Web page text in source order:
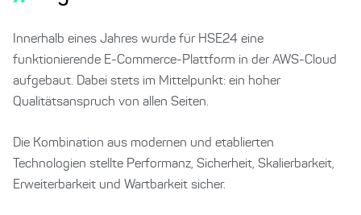
Innerhalb eines Jahres wurde für HSE24 eine
funktionierende E-Commerce-Plattform in der AWS-Cloud
aufgebaut. Dabei stets im Mittelpunkt: ein hoher
Qualitätsanspruch von allen Seiten.
Die Kombination aus modernen und etablierten
Technologien stellte Performanz, Sicherheit, Skalierbarkeit,
Erweiterbarkeit und Wartbarkeit sicher.